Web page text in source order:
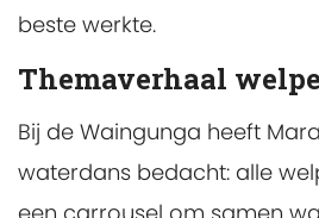
beste werkte.
Themaverhaal
Bij de Waingunga heeft
waterdans bedacht: alle